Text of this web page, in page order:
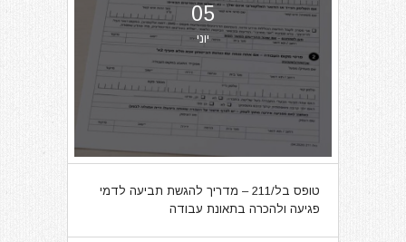
05
יוני
טופס בל/211 – מדריך להגשת תביעה לדמי
פגיעה ולהכרה בתאונת עבודה